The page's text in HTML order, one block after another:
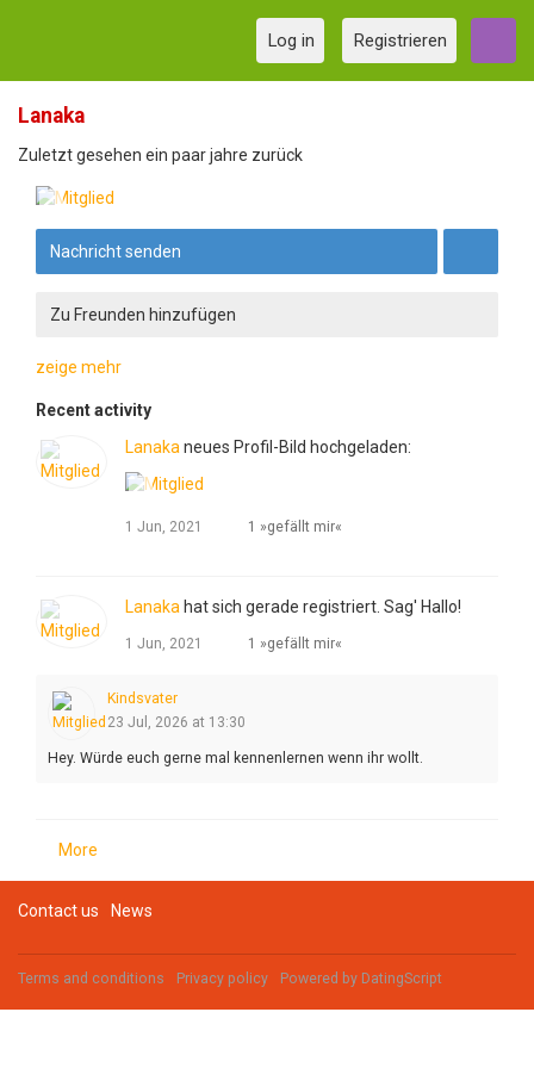
Log in Registrieren
Lanaka
Zuletzt gesehen ein paar jahre zurück
Nachricht senden
Zu Freunden hinzufügen
zeige mehr
Recent activity
Lanaka neues Profil-Bild hochgeladen:
1 Jun, 2021 1 »gefällt mir«
Lanaka hat sich gerade registriert. Sag' Hallo!
1 Jun, 2021 1 »gefällt mir«
Kindsvater
23 Jul, 2026 at 13:30
Hey. Würde euch gerne mal kennenlernen wenn ihr wollt.
More
Contact us News
Terms and conditions Privacy policy Powered by DatingScript